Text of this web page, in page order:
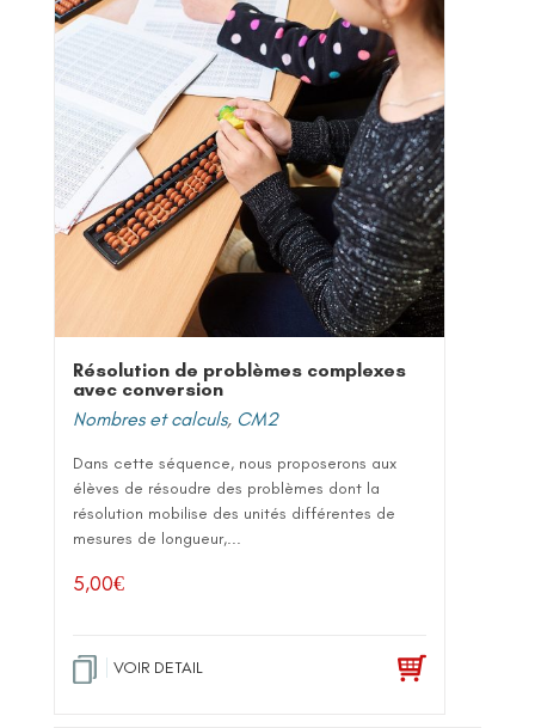
Résolution de problèmes complexes
avec conversion
Nombres et calculs, CM2
Dans cette séquence, nous proposerons aux
élèves de résoudre des problèmes dont la
résolution mobilise des unités différentes de
mesures de longueur,...
5,00€
VOIR DETAIL